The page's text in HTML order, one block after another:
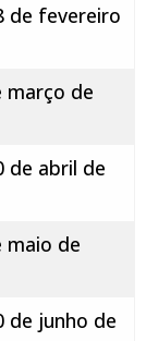
de fevereiro
março de
de abril de
maio de
de junho de